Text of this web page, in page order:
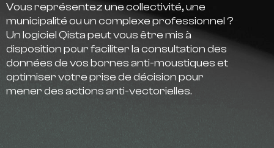
Vous représentez une collectivité, une
municipalité ou un complexe professionnel ?
Un logiciel Qista peut vous être mis à
disposition pour faciliter la consultation des
données de vos bornes anti-moustiques et
optimiser votre prise de décision pour
mener des actions anti-vectorielles.